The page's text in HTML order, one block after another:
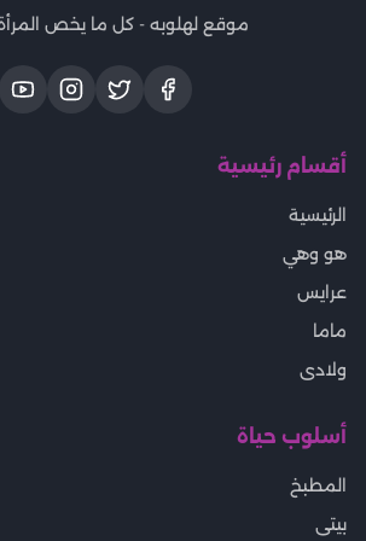
موقع لهلوبه - كل ما يخص المرأة
أقسام رئيسية
الرئيسية
هو وهي
عرايس
ماما
ولادى
أسلوب حياة
المطبخ
بيتى